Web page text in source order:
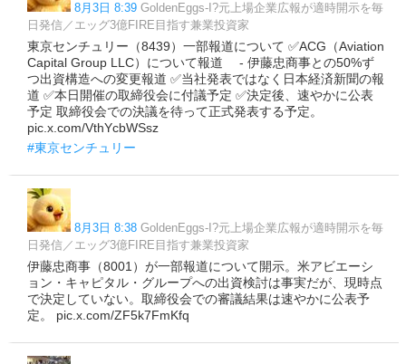
8月3日 8:39 GoldenEggs-I?元上場企業広報が適時開示を毎
日発信／エッグ3億FIRE目指す兼業投資家
東京センチュリー（8439）一部報道について ✅ACG（Aviation
Capital Group LLC）について報道 - 伊藤忠商事との50%ず
つ出資構造への変更報道 ✅当社発表ではなく日本経済新聞の報
道 ✅本日開催の取締役会に付議予定 ✅決定後、速やかに公表
予定 取締役会での決議を待って正式発表する予定。
pic.x.com/VthYcbWSsz
#東京センチュリー
8月3日 8:38 GoldenEggs-I?元上場企業広報が適時開示を毎
日発信／エッグ3億FIRE目指す兼業投資家
伊藤忠商事（8001）が一部報道について開示。米アビエーシ
ョン・キャピタル・グループへの出資検討は事実だが、現時点
で決定していない。取締役会での審議結果は速やかに公表予
定。 pic.x.com/ZF5k7FmKfq